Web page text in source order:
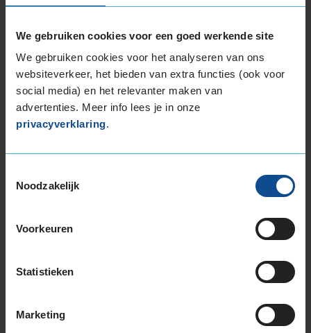
We gebruiken cookies voor een goed werkende site
We gebruiken cookies voor het analyseren van ons
websiteverkeer, het bieden van extra functies (ook voor
social media) en het relevanter maken van
advertenties. Meer info lees je in onze
privacyverklaring.
Noodzakelijk
Voorkeuren
Statistieken
Marketing
265/35R19 98Y EXTRALOAD
265/35R19 98Y EXTRALOAD
265/35R19 98Y EXTRALOAD
265/35R19 98Y EXTRALOAD
265/40R19 102Y EXTRALOAD
275/35R19 100Y EXTRALOAD
275/35R19 100Y EXTRALOAD
285/35R19 103Y EXTRALOAD
305/30R19 102Y EXTRALOAD